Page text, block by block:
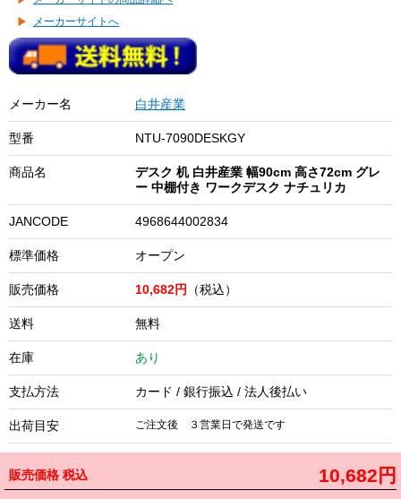
メーカーサイトへ
メーカー名 白井産業
型番 NTU-7090DESKGY
商品名
デスク 机 白井産業 幅90cm 高さ72cm グレ
ー 中棚付き ワークデスク ナチュリカ
JANCODE 4968644002834
標準価格 オープン
販売価格 10,682円 （税込）
送料 無料
在庫 あり
支払方法 カード / 銀行振込 / 法人後払い
出荷目安 ご注文後 ３営業日で発送です
販売価格 税込 10,682円